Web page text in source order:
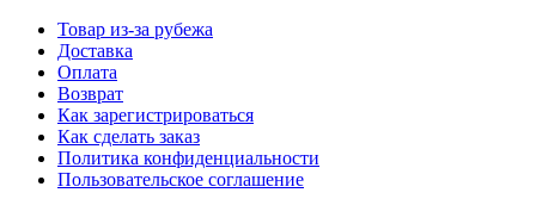
Товар из-за рубежа
Доставка
Оплата
Возврат
Как зарегистрироваться
Как сделать заказ
Политика конфиденциальности
Пользовательское соглашение